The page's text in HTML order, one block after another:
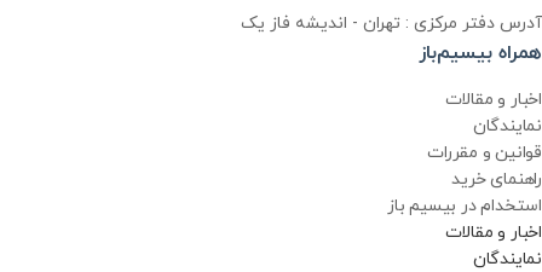
آدرس دفتر مرکزی : تهران - اندیشه فاز یک
همراه بیسیم‌باز
اخبار و مقالات
نمایندگان
قوانین و مقررات
راهنمای خرید
استخدام در بیسیم باز
اخبار و مقالات
نمایندگان